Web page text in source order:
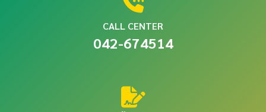
CALL CENTER
042-674514